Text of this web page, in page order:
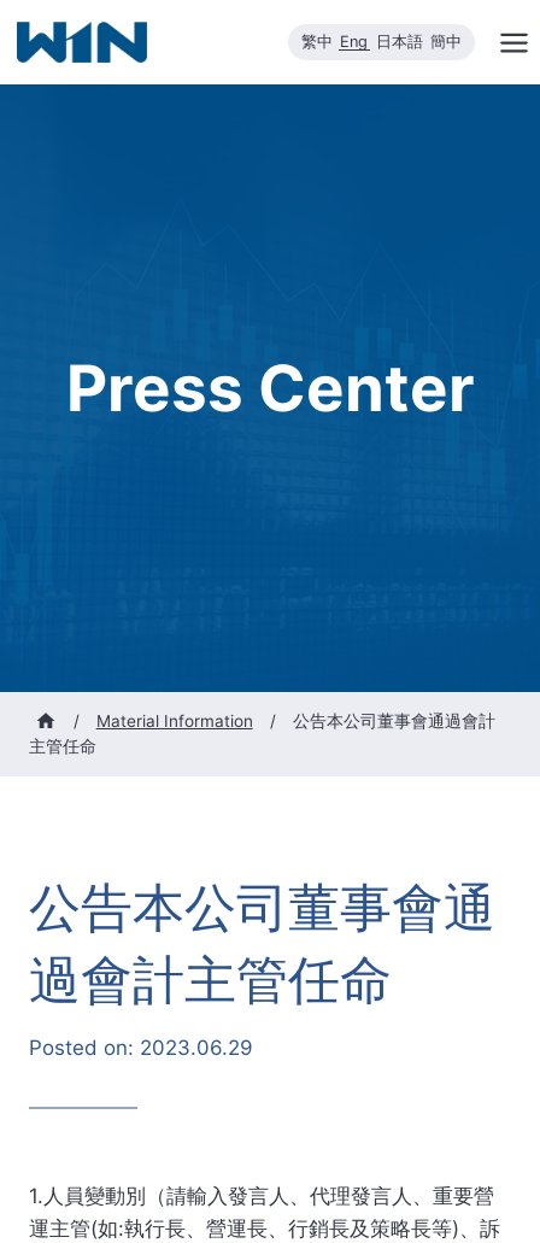
content
繁中 Eng 日本語 簡中
Press Center
/ Material Information /
公告本公司董事會通過會計
主管任命
公告本公司董事會通
過會計主管任命
Posted on: 2023.06.29
1.人員變動別（請輸入發言人、代理發言人、重要營
運主管(如:執行長、營運長、行銷長及策略長等)、訴